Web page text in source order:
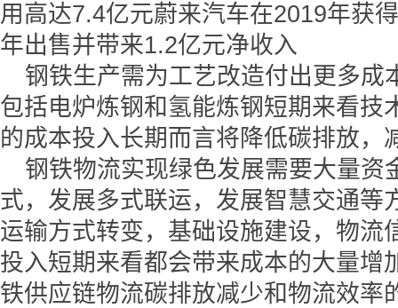
用高达7.4亿元蔚来汽车在2019年获
年出售并带来1.2亿元净收入
钢铁生产需为工艺改造付出更多成
包括电炉炼钢和氢能炼钢短期来看技
的成本投入长期而言将降低碳排放，
钢铁物流实现绿色发展需要大量资
式，发展多式联运，发展智慧交通等
运输方式转变，基础设施建设，物流
投入短期来看都会带来成本的大量增
铁供应链物流碳排放减少和物流效率